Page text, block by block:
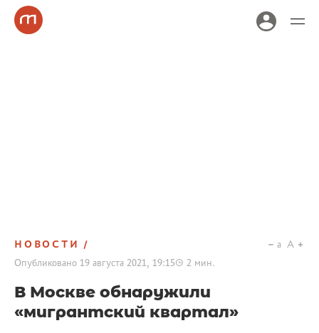
НОВОСТИ
Опубликовано 19 августа 2021, 19:15 2 мин.
a A
В Москве обнаружили
«мигрантский квартал»